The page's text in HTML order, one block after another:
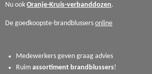
Nu ook Oranje-Kruis-verbanddozen.
De goedkoopste-brandblussers online
Medewerkers geven graag advies
Ruim assortiment brandblussers!